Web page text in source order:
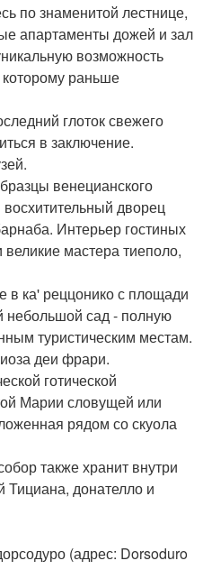
по знаменитой лестнице,
апартаменты дожей и зал
возможность
раньше
глоток свежего
в заключение.
венецианского
восхитительный дворец
Интерьер гостиных
мастера тиеполо,
в ка' реццонико с площади
небольшой сад - полную
туристическим местам.
деи фрари.
готической
Марии словущей или
рядом со скуола
также хранит внутри
Тициана, донателло и
(адрес: Dorsoduro